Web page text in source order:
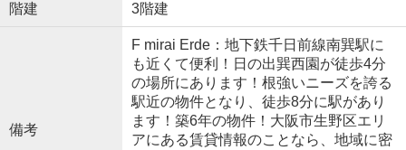
階建 3階建
備考
F mirai Erde：地下鉄千日前線南巽駅に
も近くて便利！日の出巽西園が徒歩4分
の場所にあります！根強いニーズを誇る
駅近の物件となり、徒歩8分に駅があり
ます！築6年の物件！大阪市生野区エリ
アにある賃貸情報のことなら、地域に密